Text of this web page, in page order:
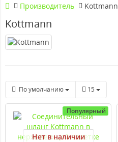
Производитель Kottmann
Kottmann
По умолчанию 15
Популярный
Нет в наличии